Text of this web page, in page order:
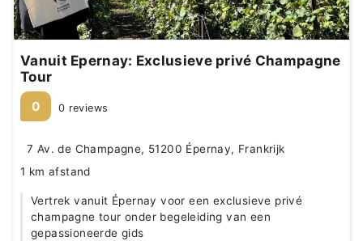
Vanuit Epernay: Exclusieve privé Champagne
Tour
0 0 reviews
7 Av. de Champagne, 51200 Épernay, Frankrijk
1 km afstand
Vertrek vanuit Épernay voor een exclusieve privé
champagne tour onder begeleiding van een
gepassioneerde gids